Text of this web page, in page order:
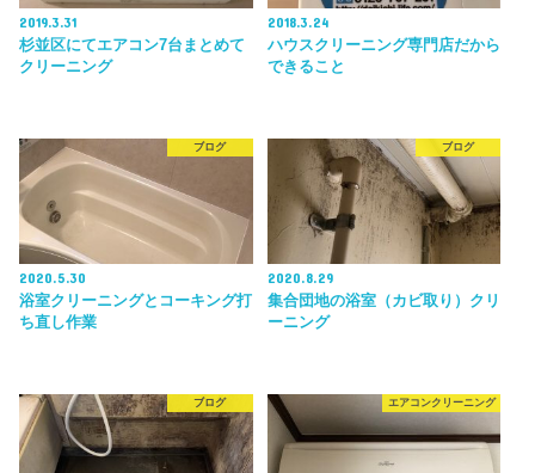
2019.3.31
杉並区にてエアコン7台まとめて
クリーニング
2018.3.24
ハウスクリーニング専門店だから
できること
ブログ
2020.5.30
浴室クリーニングとコーキング打
ち直し作業
ブログ
2020.8.29
集合団地の浴室（カビ取り）クリ
ーニング
ブログ エアコンクリーニング